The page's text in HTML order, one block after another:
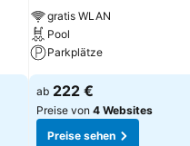
gratis WLAN
Pool
Parkplätze
ab 222 €
Preise von 4 Websites
Preise sehen